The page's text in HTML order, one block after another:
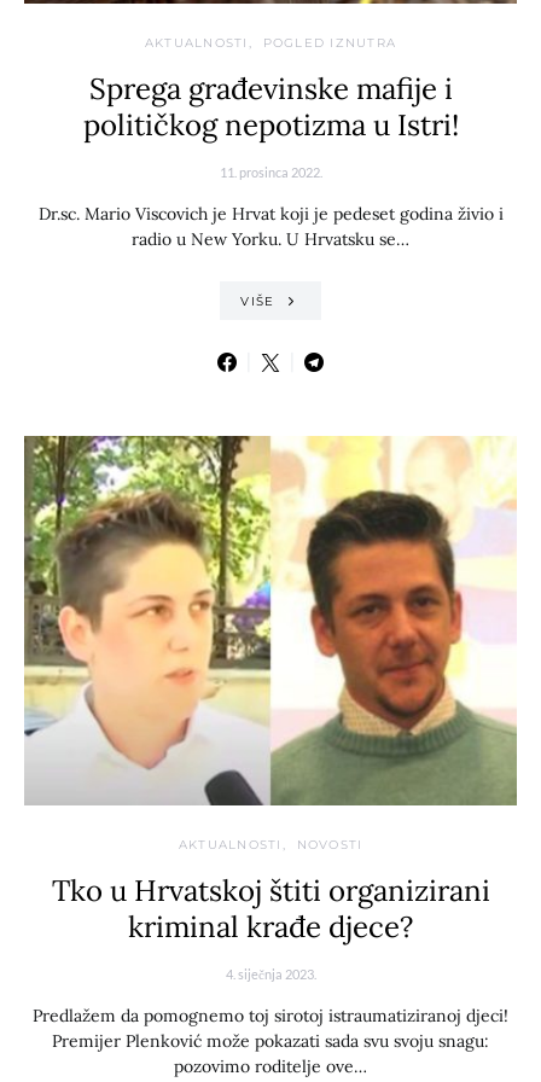
AKTUALNOSTI POGLED IZNUTRA
Sprega građevinske mafije i
političkog nepotizma u Istri!
11. prosinca 2022.
Dr.sc. Mario Viscovich je Hrvat koji je pedeset godina živio i
radio u New Yorku. U Hrvatsku se…
VIŠE
AKTUALNOSTI NOVOSTI
Tko u Hrvatskoj štiti organizirani
kriminal krađe djece?
4. siječnja 2023.
Predlažem da pomognemo toj sirotoj istraumatiziranoj djeci!
Premijer Plenković može pokazati sada svu svoju snagu:
pozovimo roditelje ove…